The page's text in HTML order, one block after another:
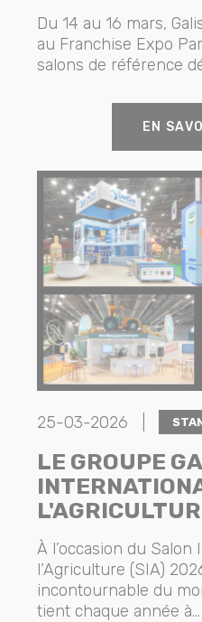
Du 14 au 16 mars,
au Franchise Expo
salons de référence
EN
25-03-2026 |
LE GROUPE
À l’occasion du
l’Agriculture (SIA)
incontournable du
tient chaque année à...